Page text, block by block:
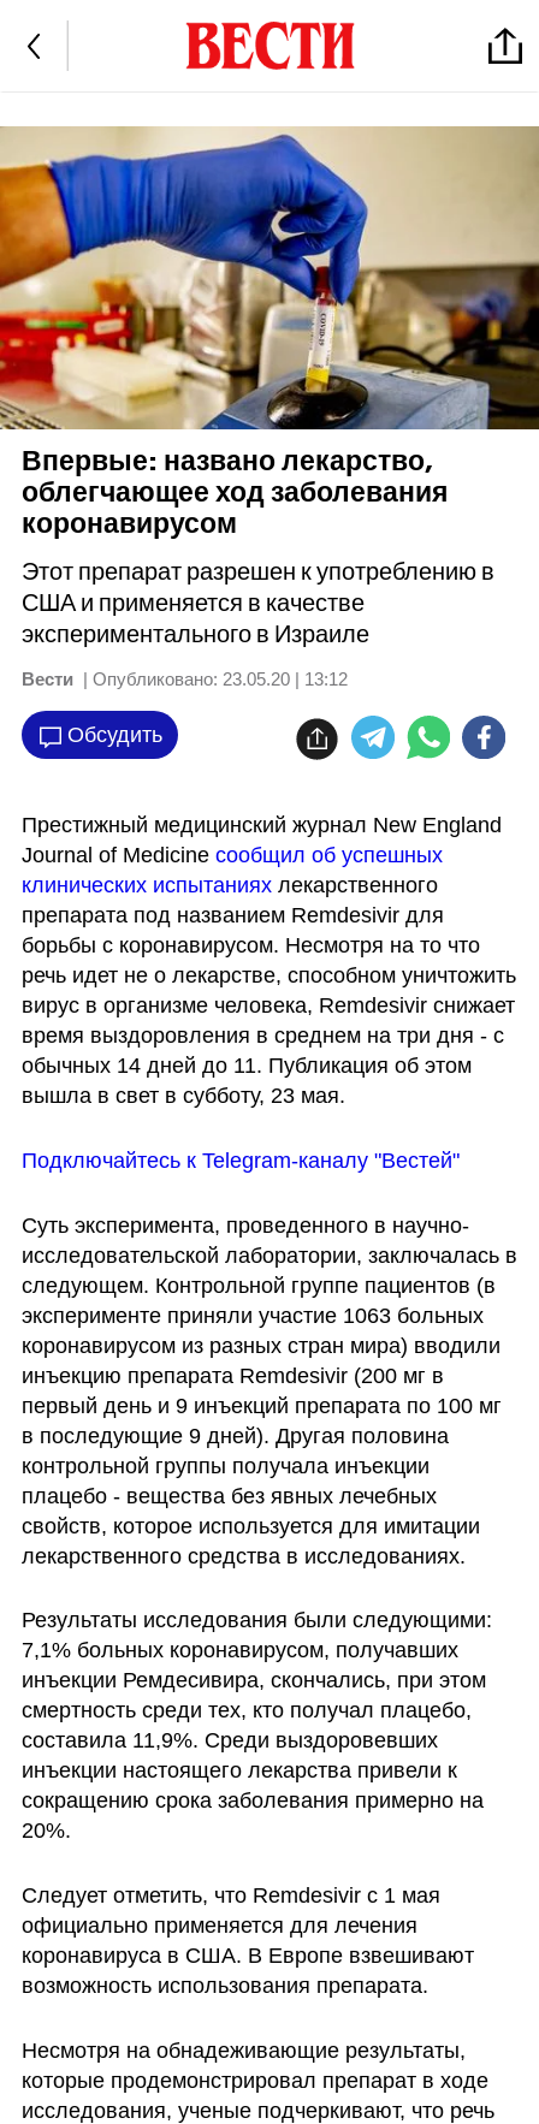
Впервые: названо лекарство,
облегчающее ход заболевания
коронавирусом
Этот препарат разрешен к употреблению в
США и применяется в качестве
экспериментального в Израиле
Вести | Опубликовано: 23.05.20 | 13:12
Обсудить
Престижный медицинский журнал New England
Journal of Medicine сообщил об успешных
клинических испытаниях лекарственного
препарата под названием Remdesivir для
борьбы с коронавирусом. Несмотря на то что
речь идет не о лекарстве, способном уничтожить
вирус в организме человека, Remdesivir снижает
время выздоровления в среднем на три дня - с
обычных 14 дней до 11. Публикация об этом
вышла в свет в субботу, 23 мая.
Подключайтесь к Telegram-каналу "Вестей"
Суть эксперимента, проведенного в научно-
исследовательской лаборатории, заключалась в
следующем. Контрольной группе пациентов (в
эксперименте приняли участие 1063 больных
коронавирусом из разных стран мира) вводили
инъекцию препарата Remdesivir (200 мг в
первый день и 9 инъекций препарата по 100 мг
в последующие 9 дней). Другая половина
контрольной группы получала инъекции
плацебо - вещества без явных лечебных
свойств, которое используется для имитации
лекарственного средства в исследованиях.
Результаты исследования были следующими:
7,1% больных коронавирусом, получавших
инъекции Ремдесивира, скончались, при этом
смертность среди тех, кто получал плацебо,
составила 11,9%. Среди выздоровевших
инъекции настоящего лекарства привели к
сокращению срока заболевания примерно на
20%.
Следует отметить, что Remdesivir с 1 мая
официально применяется для лечения
коронавируса в США. В Европе взвешивают
возможность использования препарата.
Несмотря на обнадеживающие результаты,
которые продемонстрировал препарат в ходе
исследования, ученые подчеркивают, что речь